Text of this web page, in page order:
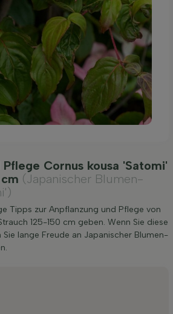
Cornus kousa 'Satomi'
(Japanischer Blumen-
Tipps zur Anpflanzung und Pflege von
125-150 cm geben. Wenn Sie diese
lange Freude an Japanischer Blumen-